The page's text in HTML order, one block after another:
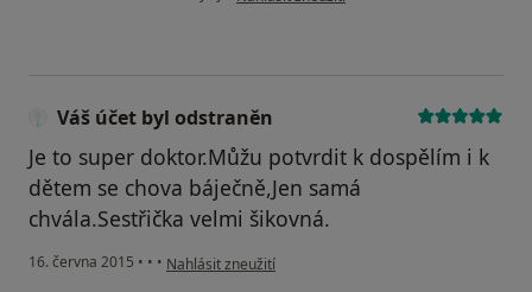
Váš účet byl odstraněn
Je to super doktor.Můžu potvrdit k dospělím i k
dětem se chova báječně,Jen samá
chvála.Sestřička velmi šikovná.
16. června 2015 • • • podle názoru uživatele Váš účet byl odstraněn
Nahlásit zneužití